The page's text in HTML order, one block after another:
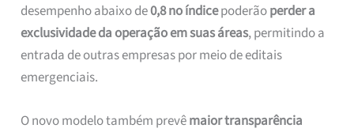
desempenho abaixo de0,8 no índicepoderãoperder a
exclusividade da operação em suas áreas, permitindo a
entrada de outras empresas por meio de editais
emergenciais.
O novo modelo também prevêmaior transparência